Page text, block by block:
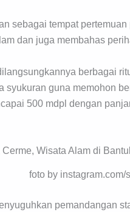
sebagai tempat
dan juga membahas
berbagai
syukuran guna memohon
500 mdpl dengan
foto by instagram.com/
pemandangan